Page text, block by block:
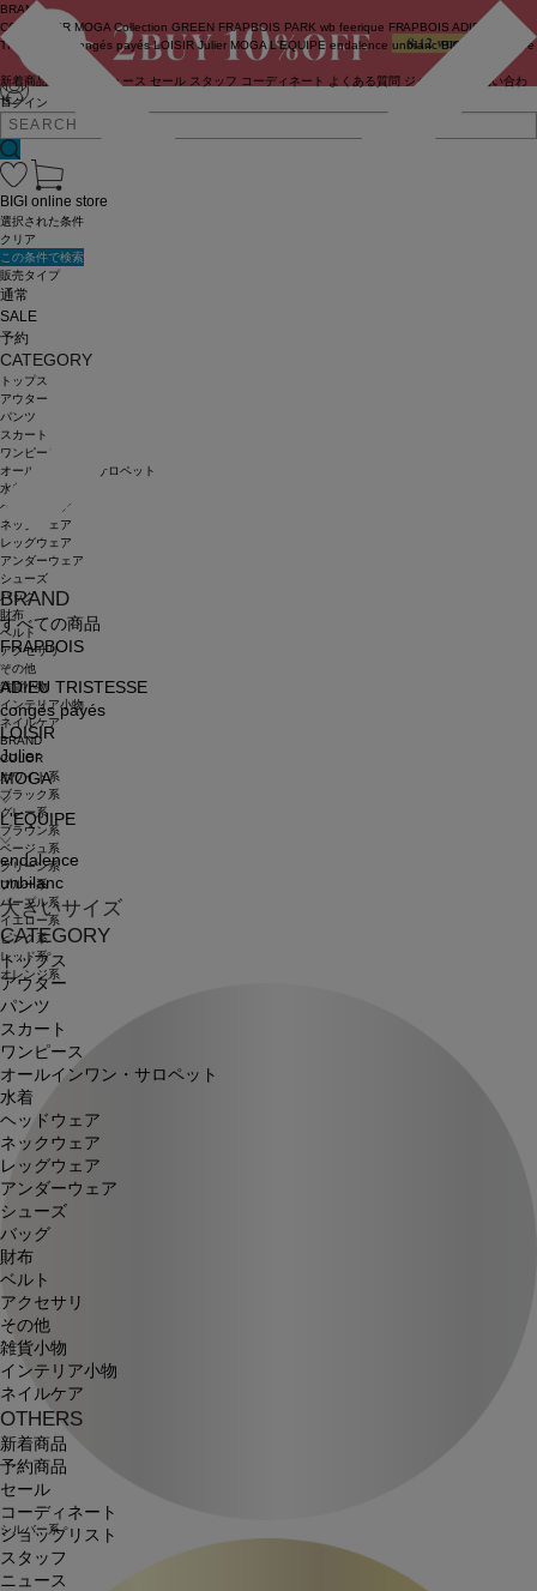
ログイン
BRAND
COUTURIER MOGA Collection GREEN FRAPBOIS PARK wb feerique FRAPBOIS ADIEU
TRISTESSE
congés payés LOISIR Julier MOGA L'EQUIPE endalence unbilanc BIGI online store
新着商品 ニュース セール スタッフ コーディネート よくある質問 ジャーナル
お問い合わ
せ
BRAND
すべての商品
FRAPBOIS
ADIEU TRISTESSE
congés payés
LOISIR
Julier
MOGA
L'EQUIPE
endalence
unbilanc
大きいサイズ
CATEGORY
トップス
アウター
パンツ
スカート
ワンピース
オールインワン・サロペット
水着
ヘッドウェア
ネックウェア
レッグウェア
アンダーウェア
シューズ
バッグ
財布
ベルト
アクセサリ
その他
雑貨小物
インテリア小物
ネイルケア
OTHERS
新着商品
予約商品
セール
コーディネート
ショップリスト
スタッフ
ニュース
BIGI online store
選択された条件
クリア
この条件で検索
販売タイプ
通常
SALE
予約
CATEGORY
トップス
アウター
パンツ
スカート
ワンピース
オールインワン・サロペット
水着
ヘッドウェア
ネックウェア
レッグウェア
アンダーウェア
シューズ
バッグ
財布
ベルト
アクセサリ
その他
雑貨小物
インテリア小物
ネイルケア
BRAND
COLOR
ホワイト系
ブラック系
グレー系
ブラウン系
ベージュ系
グリーン系
ブルー系
パープル系
イエロー系
ピンク系
レッド系
オレンジ系
シルバー系